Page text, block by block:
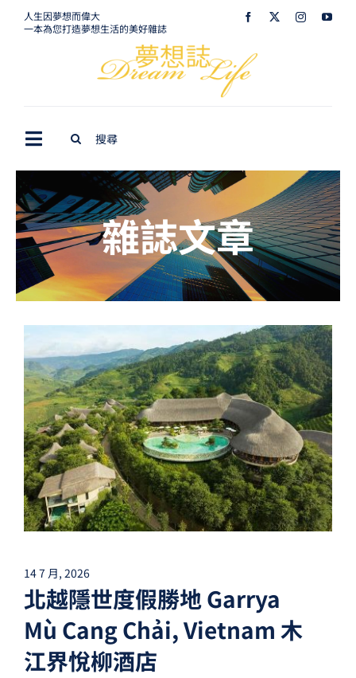
人生因夢想而偉大
一本為您打造夢想生活的美好雜誌
Toggle
Navigation
最新訊息
生活美學
室內設計
購屋指南
夢想旅遊
夢想TV
GCU大賽
夢想購物
雜誌文章
14 7 月, 2026
北越隱世度假勝地 Garrya
Mù Cang Chải, Vietnam 木
江界悅柳酒店